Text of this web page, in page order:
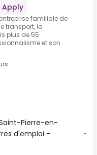
Apply
familiale de
transport, la
plus de 55
et son
Pierre-en-
d'emploi -